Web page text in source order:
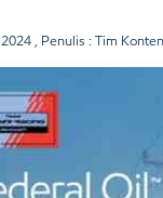
, Penulis : Tim Konten